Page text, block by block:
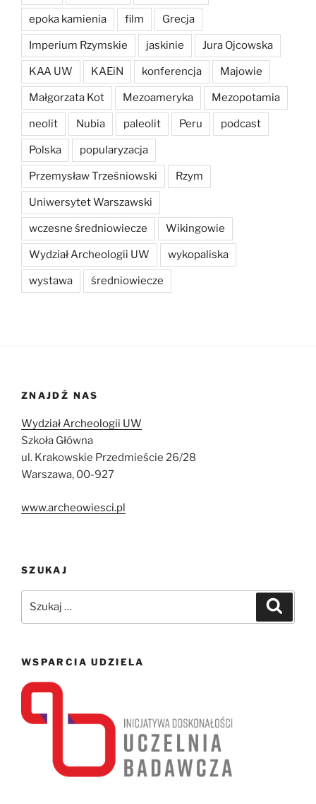
epoka kamienia film Grecja
Imperium Rzymskie jaskinie Jura Ojcowska
KAA UW KAEiN konferencja Majowie
Małgorzata Kot Mezoameryka Mezopotamia
neolit Nubia paleolit Peru podcast
Polska popularyzacja
Przemysław Trześniowski Rzym
Uniwersytet Warszawski
wczesne średniowiecze Wikingowie
Wydział Archeologii UW wykopaliska
wystawa średniowiecze
ZNAJDŹ NAS
Wydział Archeologii UW
Szkoła Główna
ul. Krakowskie Przedmieście 26/28
Warszawa, 00-927
www.archeowiesci.pl
SZUKAJ
WSPARCIA UDZIELA